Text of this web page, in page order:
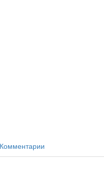
Комментарии